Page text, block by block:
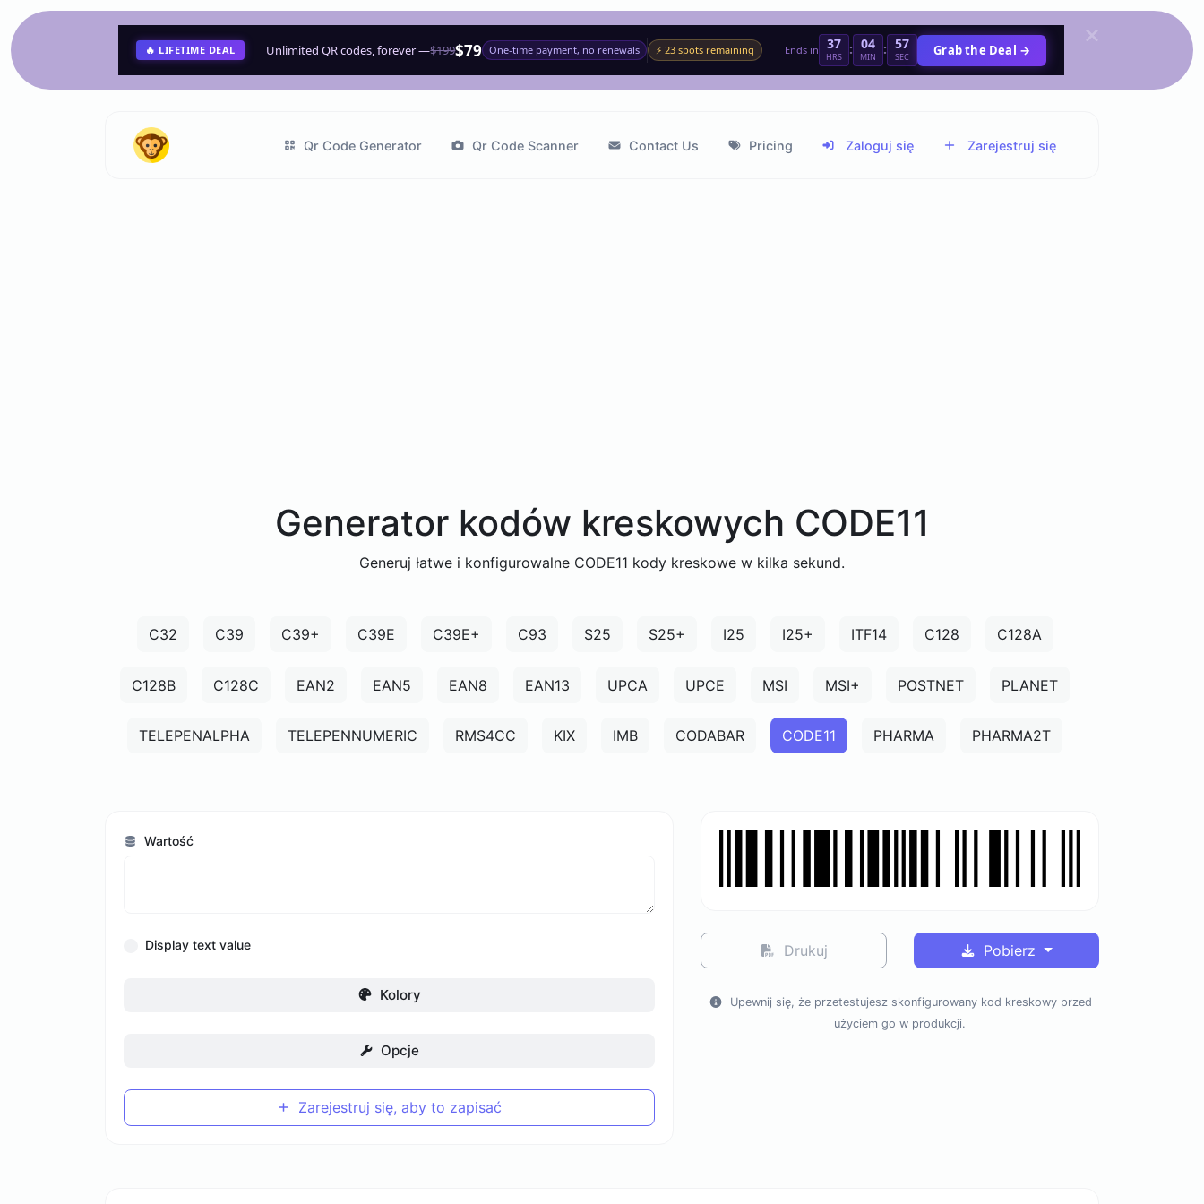
🔥 LIFETIME DEAL Unlimited QR codes, forever —$199$79 One-time payment, no renewals ⚡ 23 spots remaining Ends in 37
HRS : 04
MIN : 57
SEC Grab the Deal →
Qr Code Generator Qr Code Scanner Contact Us Pricing Zaloguj się Zarejestruj się
Generator kodów kreskowych CODE11
Generuj łatwe i konfigurowalne CODE11 kody kreskowe w kilka sekund.
C32 C39 C39+ C39E C39E+ C93 S25 S25+ I25 I25+ ITF14 C128 C128A
C128B C128C EAN2 EAN5 EAN8 EAN13 UPCA UPCE MSI MSI+ POSTNET PLANET
TELEPENALPHA TELEPENNUMERIC RMS4CC KIX IMB CODABAR CODE11 PHARMA PHARMA2T
Wartość
Display text value
Kolory
Opcje
Zarejestruj się, aby to zapisać
Drukuj Pobierz
Upewnij się, że przetestujesz skonfigurowany kod kreskowy przed
użyciem go w produkcji.